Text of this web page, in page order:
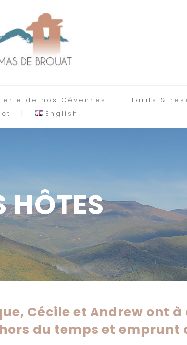
de nos Cévennes Tarifs &
English
HÔTES
Cécile et Andrew ont
du temps et emprunt